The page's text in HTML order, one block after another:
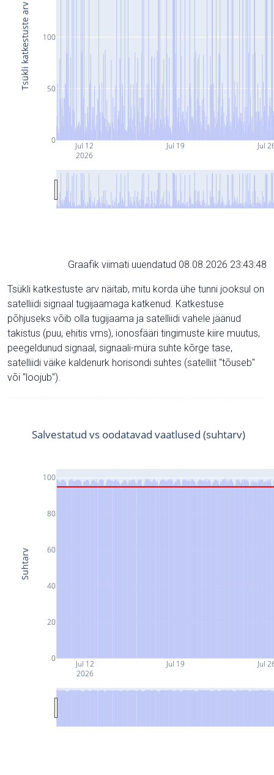
Jul 12
2026
Jul 19 Jul
0
50
100
Tsükli katkestuste arv
Graafik viimati uuendatud 08.08.2026 23:43:48
Tsükli katkestuste arv näitab, mitu korda ühe tunni jooksul on
satelliidi signaal tugijaamaga katkenud. Katkestuse
põhjuseks võib olla tugijaama ja satelliidi vahele jäänud
takistus (puu, ehitis vms), ionosfääri tingimuste kiire muutus,
peegeldunud signaal, signaali-müra suhte kõrge tase,
satelliidi väike kaldenurk horisondi suhtes (satelliit "tõuseb"
või "loojub").
Jul 12
2026
Jul 19 Jul
0
20
40
60
80
100
Salvestatud vs oodatavad vaatlused (suhtarv)
Suhtarv